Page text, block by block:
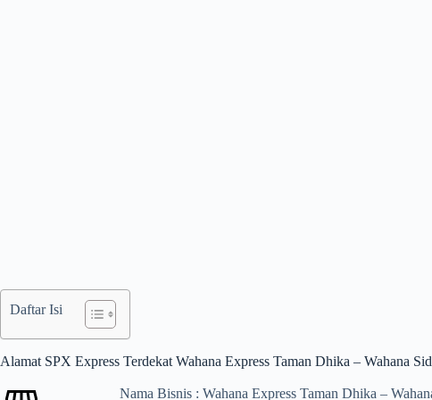
Daftar Isi
Alamat SPX Express Terdekat Wahana Express Taman Dhika – Wahana
Nama Bisnis : Wahana Express Taman Dhika –